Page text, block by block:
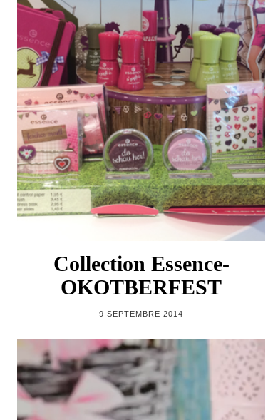
Collection Essence-
OKOTBERFEST
9 SEPTEMBRE 2014